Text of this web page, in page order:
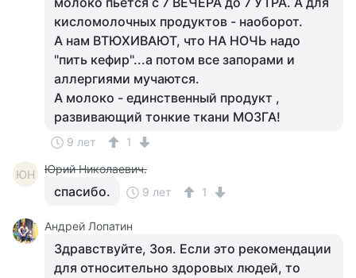
кисломолочных продуктов - наоборот.
А нам ВТЮХИВАЮТ, что НА НОЧЬ надо
"пить кефир"...а потом все запорами и
аллергиями мучаются.
А молоко - единственный продукт ,
развивающий тонкие ткани МОЗГА!
9 лет 1
ЮН Юрий Николаевич.
спасибо. 9 лет 1
Андрей Лопатин
Здравствуйте, Зоя. Если это рекомендации
для относительно здоровых людей, то